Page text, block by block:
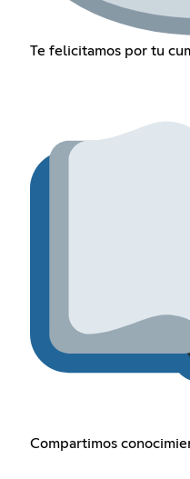
Te felicitamos por tu
Compartimos